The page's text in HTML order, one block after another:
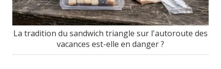
La tradition du sandwich triangle sur l'autoroute des
vacances est-elle en danger ?